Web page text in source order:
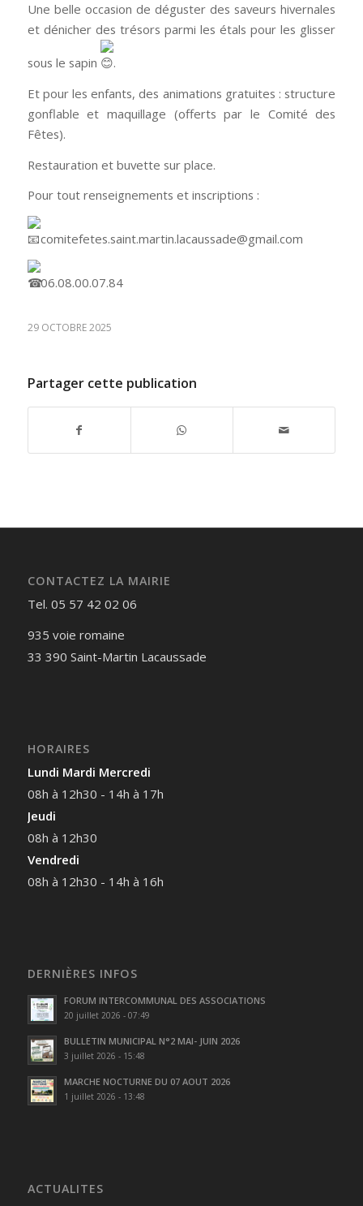
Une belle occasion de déguster des saveurs hivernales
et dénicher des trésors parmi les étals pour les glisser
sous le sapin
.
Et pour les enfants, des animations gratuites : structure
gonflable et maquillage (offerts par le Comité des
Fêtes).
Restauration et buvette sur place.
Pour tout renseignements et inscriptions :
comitefetes.saint.martin.lacaussade@gmail.com
06.08.00.07.84
29 OCTOBRE 2025
Partager cette publication
CONTACTEZ LA MAIRIE
Tel. 05 57 42 02 06
935 voie romaine
33 390 Saint-Martin Lacaussade
HORAIRES
Lundi Mardi Mercredi
08h à 12h30 - 14h à 17h
Jeudi
08h à 12h30
Vendredi
08h à 12h30 - 14h à 16h
DERNIÈRES INFOS
FORUM INTERCOMMUNAL DES ASSOCIATIONS
20 juillet 2026 - 07:49
BULLETIN MUNICIPAL N°2 MAI- JUIN 2026
3 juillet 2026 - 15:48
MARCHE NOCTURNE DU 07 AOUT 2026
1 juillet 2026 - 13:48
ACTUALITES